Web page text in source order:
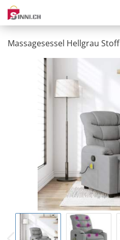
Massagesessel Hellgrau Stoff